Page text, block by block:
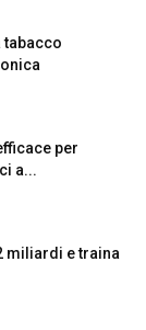
tabacco
per
a...
miliardi e traina